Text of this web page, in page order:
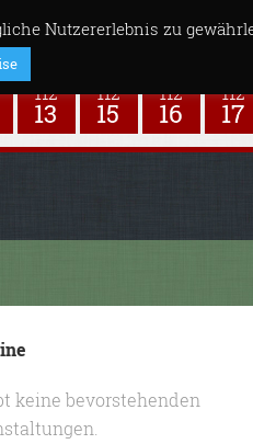
keine bevorstehenden
Nutzererlebnis zu